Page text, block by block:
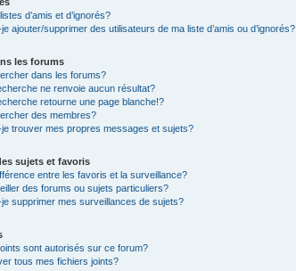
d’amis et d’ignorés?
ajouter/supprimer des utilisateurs de ma liste d’amis ou d’ignorés?
les forums
dans les forums?
ne renvoie aucun résultat?
retourne une page blanche!?
des membres?
trouver mes propres messages et sujets?
sujets et favoris
entre les favoris et la surveillance?
des forums ou sujets particuliers?
supprimer mes surveillances de sujets?
sont autorisés sur ce forum?
tous mes fichiers joints?